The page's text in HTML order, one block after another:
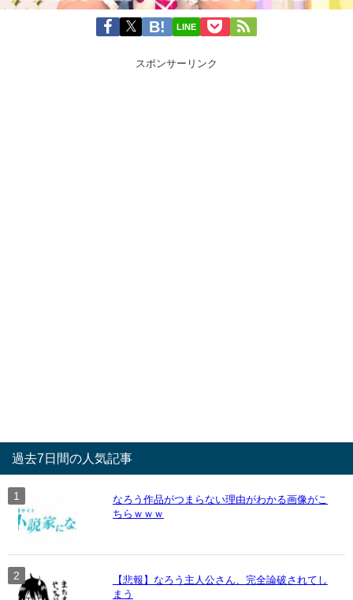
LINE
スポンサーリンク
過去7日間の人気記事
なろう作品がつまらない理由がわかる画像がこ
ちらｗｗｗ
【悲報】なろう主人公さん、完全論破されてし
まう